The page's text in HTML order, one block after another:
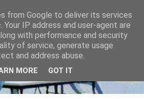
from Google to deliver its services
IP address and user-agent are
with performance and security
of service, generate usage
and address abuse.
MORE GOT IT